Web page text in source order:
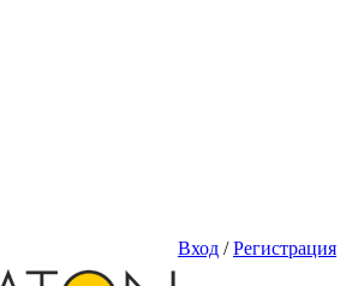
Вход /Регистрация